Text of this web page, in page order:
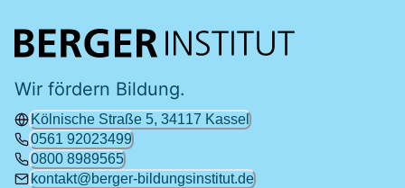
Wir fördern Bildung.
Kölnische Straße 5, 34117 Kassel
0561 92023499
0800 8989565
kontakt@berger-bildungsinstitut.de